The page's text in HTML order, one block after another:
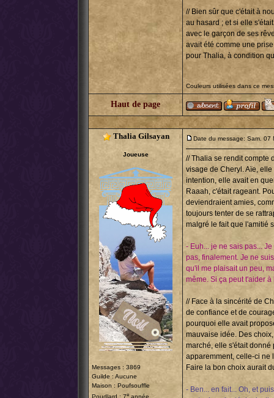
// Bien sûr que c'était à
au hasard ; et si elle
avec le garçon de ses
avait été comme une
pour Thalia, à condition
Couleurs utilisées dans ce
Haut de page
Thalia Gilsayan
Joueuse
Messages : 3869
Guilde : Aucune
Maison : Poufsouffle
e
Date du message: Sam. 07
// Thalia se rendit compte
visage de Cheryl. Aïe,
intention, elle avait en
Raaah, c'était rageant.
deviendraient amies,
toujours tenter de se
malgré le fait que l'amitié
- Euh... je ne sais pas...
pas, finalement. Je ne
qu'il me plaisait un peu,
même. Si ça peut t'aider à
// Face à la sincérité de
de confiance et de
pourquoi elle avait
mauvaise idée. Des
marché, elle s'était
apparemment, celle-ci ne
Faire la bon choix aurait
- Ben... en fait... Oh, et